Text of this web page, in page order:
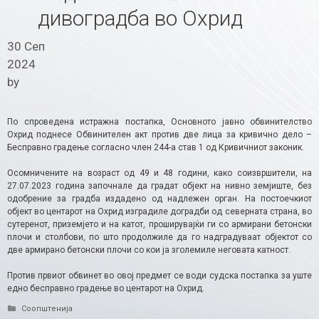
дивоградба во Охрид
30 Сеп
2024
by
По спроведена истражна постапка, Основното јавно обвинителство
Охрид поднесе Обвинителен акт против две лица за кривично дело –
Бесправно градење согласно член 244-а став 1 од Кривичниот законик.
Осомничените на возраст од 49 и 48 години, како соизвршители, на
27.07.2023 година започнале да градат објект на нивно земјиште, без
одобрение за градба издадено од надлежен орган. На постоечкиот
објект во центарот на Охрид изградиле доградби од северната страна, во
сутеренот, приземјето и на катот, проширувајќи ги со армирани бетонски
плочи и столбови, по што продолжиле да го надградуваат објектот со
две армирано бетонски плочи со кои ја зголемиле неговата катност.
Против првиот обвинет во овој предмет се води судска постапка за уште
едно бесправно градење во центарот на Охрид.
Categories
Соопштенија